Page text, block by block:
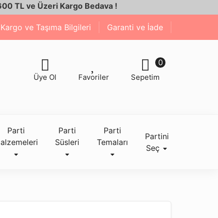
Üzeri Kargo Bedava !
Kargo ve Taşıma Bilgileri Garanti ve İade
Sepetim
0
Favoriler
Üye Ol
Parti
Parti
Süsleri
Parti
Temaları
Partini
Seç